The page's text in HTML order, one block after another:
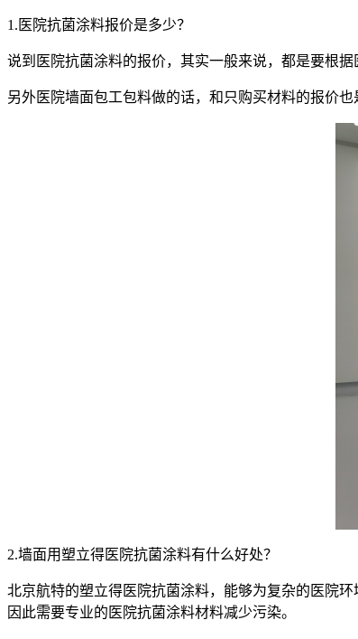
1.医院抗菌涂料报价是多少？
说到医院抗菌涂料的报价，其实一般来说，都是要根
另外医院墙面包工包料做的话，和只购买材料的报价
2.墙面用塑立得医院抗菌涂料有什么好处？
北京航特的塑立得医院抗菌涂料，能够为复杂的医院
因此需要专业的医院抗菌涂料材料减少污染。